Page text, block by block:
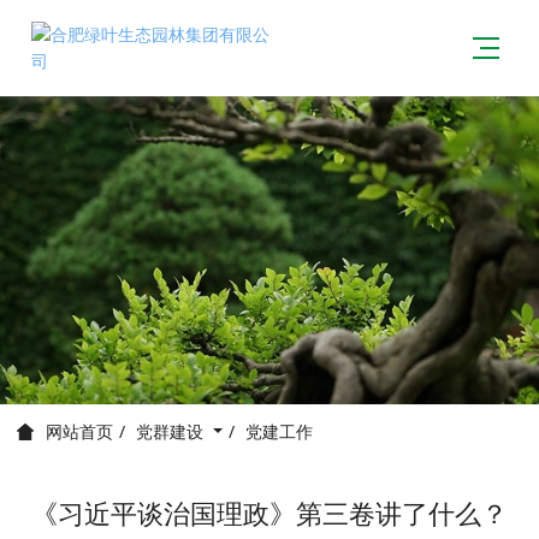
网站首页 党群建设 党建工作
《习近平谈治国理政》第三卷讲了什么？